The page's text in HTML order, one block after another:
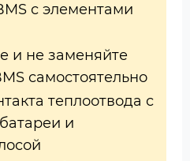
с элементами
и не заменяйте
самостоятельно
теплоотвода с
и